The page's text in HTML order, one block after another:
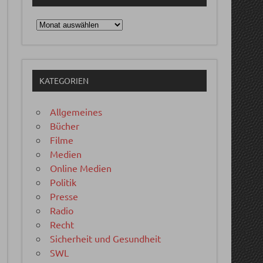
Archiv
KATEGORIEN
Allgemeines
Bücher
Filme
Medien
Online Medien
Politik
Presse
Radio
Recht
Sicherheit und Gesundheit
SWL